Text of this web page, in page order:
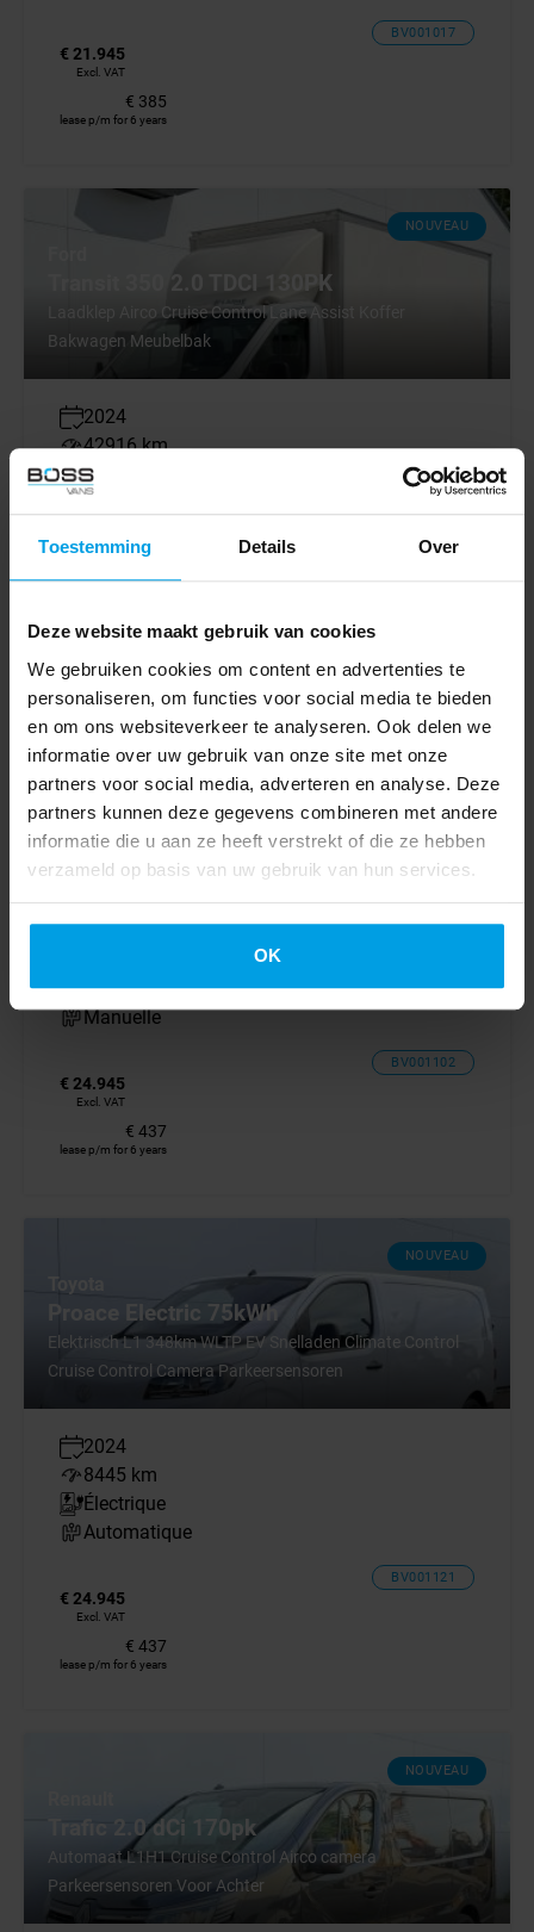
Toestemming Details Over
Deze website maakt gebruik van cookies
We gebruiken cookies om content en advertenties te
personaliseren, om functies voor social media te bieden
en om ons websiteverkeer te analyseren. Ook delen we
informatie over uw gebruik van onze site met onze
partners voor social media, adverteren en analyse. Deze
partners kunnen deze gegevens combineren met andere
informatie die u aan ze heeft verstrekt of die ze hebben
verzameld op basis van uw gebruik van hun services.
OK
BV001017
€ 21.945
Excl. VAT
€ 385
lease p/m for 6 years
NOUVEAU
Transit 350 2.0 TDCI 130PK
Laadklep Airco Cruise Control Lane Assist Koffer
Bakwagen Meubelbak
2024
42916 km
Euro 6
Manuelle
BV001091
lease p/m for 6 years
Ford
Transit 350 2.0 TDCI 130PK
Laadklep Airco Cruise Control Lane Assist Koffer
2024
Euro 6
Manuelle
BV001102
€ 24.945
Excl. VAT
€ 437
lease p/m for 6 years
NOUVEAU
Toyota
Proace Electric 75kWh
Elektrisch L1 348km WLTP EV Snelladen Climate Control
Cruise Control Camera Parkeersensoren
2024
8445 km
Électrique
Automatique
BV001121
€ 24.945
Excl. VAT
€ 437
lease p/m for 6 years
NOUVEAU
Trafic 2.0 dCi 170pk
Automaat L1H1 Cruise Control Airco camera
Parkeersensoren Voor Achter